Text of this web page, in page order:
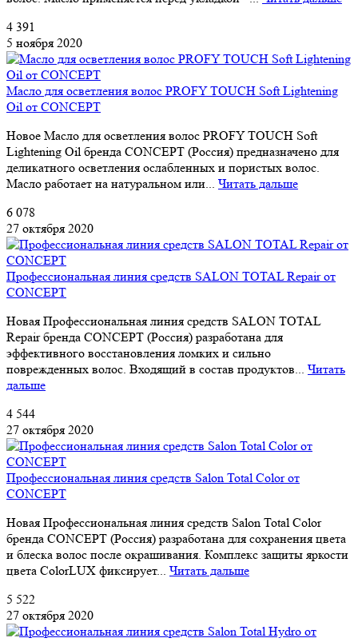
4 391
5 ноября 2020
Масло для осветления волос PROFY TOUCH Soft Lightening
Oil от CONCEPT
Новое Масло для осветления волос PROFY TOUCH Soft
Lightening Oil бренда CONCEPT (Россия) предназначено для
деликатного осветления ослабленных и пористых волос.
Масло работает на натуральном или... Читать дальше
6 078
27 октября 2020
Профессиональная линия средств SALON TOTAL Repair от
CONCEPT
Новая Профессиональная линия средств SALON TOTAL
Repair бренда CONCEPT (Россия) разработана для
эффективного восстановления ломких и сильно
поврежденных волос. Входящий в состав продуктов... Читать
дальше
4 544
27 октября 2020
Профессиональная линия средств Salon Total Color от
CONCEPT
Новая Профессиональная линия средств Salon Total Color
бренда CONCEPT (Россия) разработана для сохранения цвета
и блеска волос после окрашивания. Комплекс защиты яркости
цвета ColorLUX фиксирует... Читать дальше
5 522
27 октября 2020